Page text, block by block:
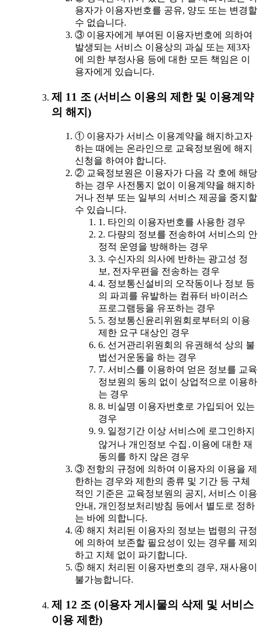
용자가 이용자번호를 공유, 양도 또는 변경할
수 없습니다.
③ 이용자에게 부여된 이용자번호에 의하여
발생되는 서비스 이용상의 과실 또는 제3자
에 의한 부정사용 등에 대한 모든 책임은 이
용자에게 있습니다.
제 11 조 (서비스 이용의 제한 및 이용계약
의 해지)
① 이용자가 서비스 이용계약을 해지하고자
하는 때에는 온라인으로 교육정보원에 해지
신청을 하여야 합니다.
② 교육정보원은 이용자가 다음 각 호에 해당
하는 경우 사전통지 없이 이용계약을 해지하
거나 전부 또는 일부의 서비스 제공을 중지할
수 있습니다.
1. 타인의 이용자번호를 사용한 경우
2. 다량의 정보를 전송하여 서비스의 안
정적 운영을 방해하는 경우
3. 수신자의 의사에 반하는 광고성 정
보, 전자우편을 전송하는 경우
4. 정보통신설비의 오작동이나 정보 등
의 파괴를 유발하는 컴퓨터 바이러스
프로그램등을 유포하는 경우
5. 정보통신윤리위원회로부터의 이용
제한 요구 대상인 경우
6. 선거관리위원회의 유권해석 상의 불
법선거운동을 하는 경우
7. 서비스를 이용하여 얻은 정보를 교육
정보원의 동의 없이 상업적으로 이용하
는 경우
8. 비실명 이용자번호로 가입되어 있는
경우
9. 일정기간 이상 서비스에 로그인하지
않거나 개인정보 수집․이용에 대한 재
동의를 하지 않은 경우
③ 전항의 규정에 의하여 이용자의 이용을 제
한하는 경우와 제한의 종류 및 기간 등 구체
적인 기준은 교육정보원의 공지, 서비스 이용
안내, 개인정보처리방침 등에서 별도로 정하
는 바에 의합니다.
④ 해지 처리된 이용자의 정보는 법령의 규정
에 의하여 보존할 필요성이 있는 경우를 제외
하고 지체 없이 파기합니다.
⑤ 해지 처리된 이용자번호의 경우, 재사용이
불가능합니다.
제 12 조 (이용자 게시물의 삭제 및 서비스
이용 제한)